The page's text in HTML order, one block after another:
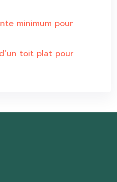
minimum pour
toit plat pour